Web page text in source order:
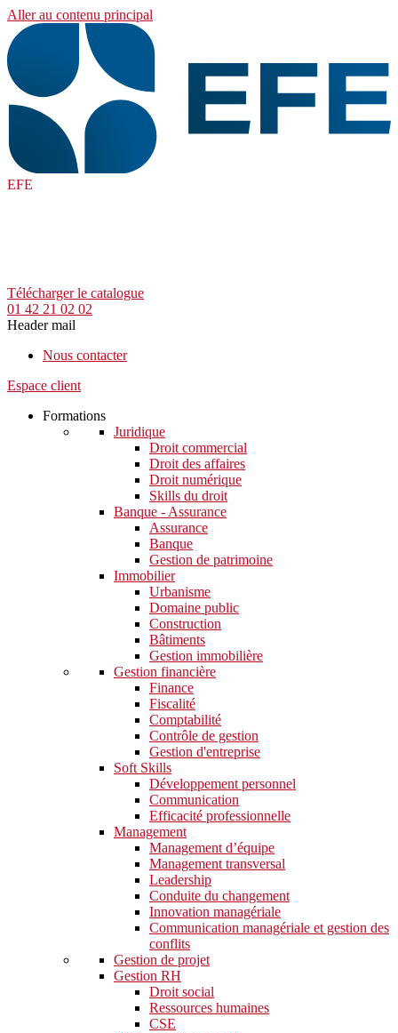
Aller au contenu principal
EFE
Télécharger le catalogue
01 42 21 02 02
Header mail
Nous contacter
Espace client
Formations
Juridique
Droit commercial
Droit des affaires
Droit numérique
Skills du droit
Banque - Assurance
Assurance
Banque
Gestion de patrimoine
Immobilier
Urbanisme
Domaine public
Construction
Bâtiments
Gestion immobilière
Gestion financière
Finance
Fiscalité
Comptabilité
Contrôle de gestion
Gestion d'entreprise
Soft Skills​
Développement personnel
Communication
Efficacité professionnelle
Management
Management d’équipe
Management transversal
Leadership
Conduite du changement
Innovation managériale
Communication managériale et gestion des
conflits
Gestion de projet
Gestion RH
Droit social
Ressources humaines
CSE